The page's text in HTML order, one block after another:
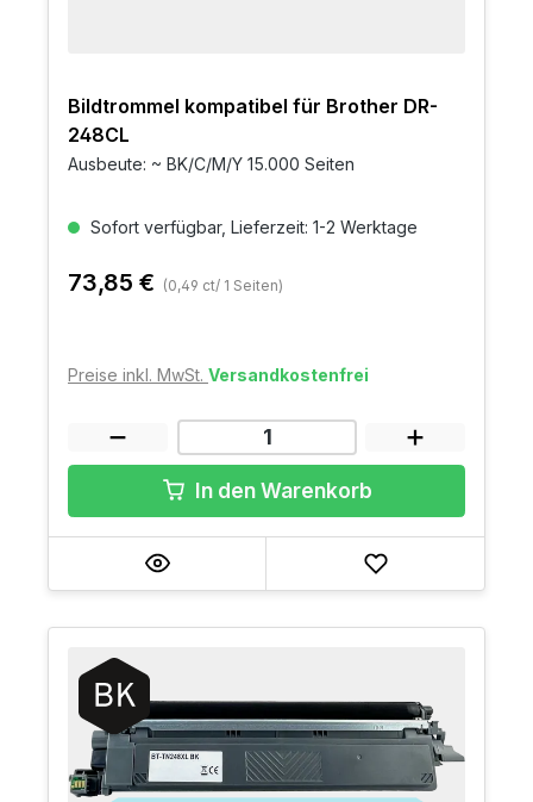
Bildtrommel kompatibel für Brother DR-
248CL
Ausbeute: ~ BK/C/M/Y 15.000 Seiten
Sofort verfügbar, Lieferzeit: 1-2 Werktage
73,85 € (0,49 ct/ 1 Seiten)
Preise inkl. MwSt. Versandkostenfrei
In den Warenkorb